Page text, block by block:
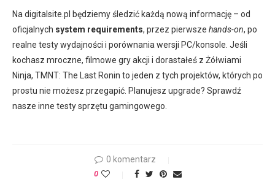
Na digitalsite.pl będziemy śledzić każdą nową informację – od
oficjalnych system requirements, przez pierwsze hands-on, po
realne testy wydajności i porównania wersji PC/konsole. Jeśli
kochasz mroczne, filmowe gry akcji i dorastałeś z Żółwiami
Ninja, TMNT: The Last Ronin to jeden z tych projektów, których po
prostu nie możesz przegapić. Planujesz upgrade? Sprawdź
nasze inne testy sprzętu gamingowego.
0 komentarz
0